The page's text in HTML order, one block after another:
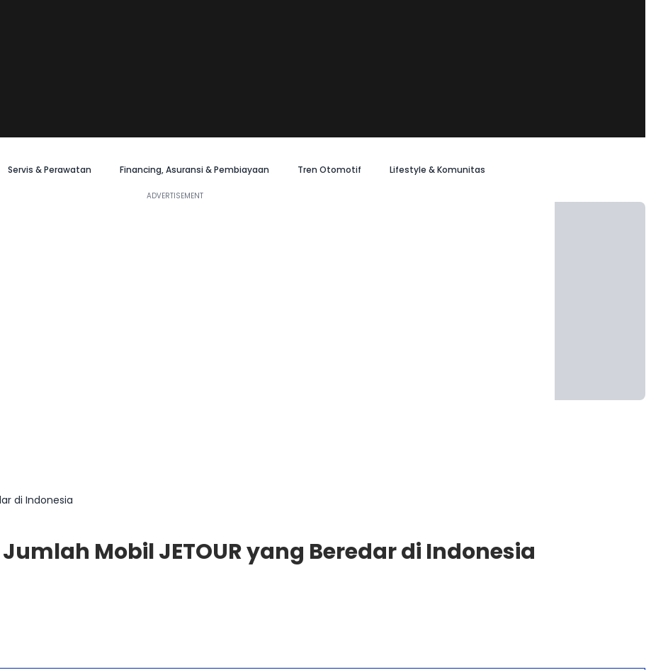
Servis & Perawatan Financing, Asuransi & Pembiayaan Tren Otomotif Lifestyle & Komunitas
di Indonesia
Mobil JETOUR yang Beredar di Indonesia